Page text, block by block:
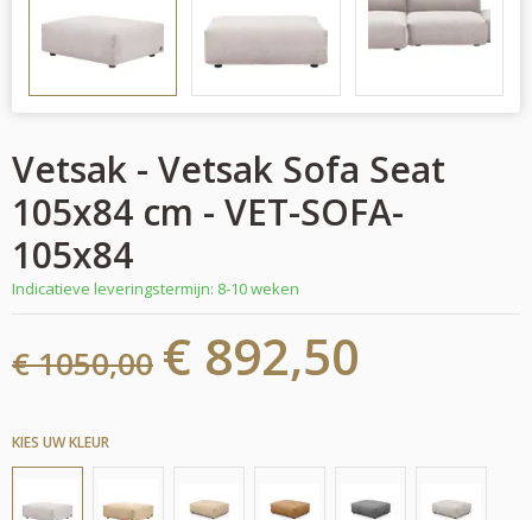
Vetsak - Vetsak Sofa Seat
105x84 cm - VET-SOFA-
105x84
Indicatieve leveringstermijn: 8-10 weken
€ 1050,00 € 892,50
KIES UW KLEUR